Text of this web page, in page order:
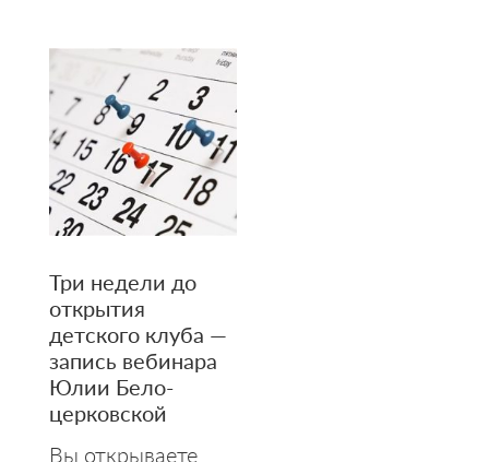
Три недели до
открытия
детского клуба —
запись вебинара
Юлии Бело­
церковской
Вы открываете